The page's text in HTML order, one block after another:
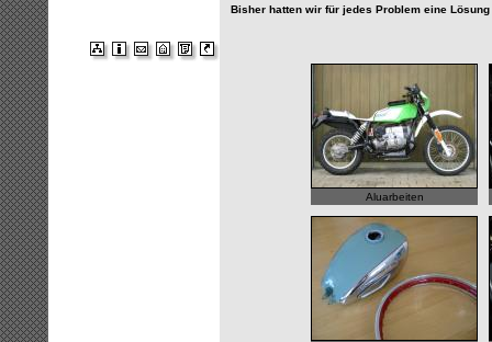
Bisher hatten wir für jedes Problem eine
Aluarbeiten